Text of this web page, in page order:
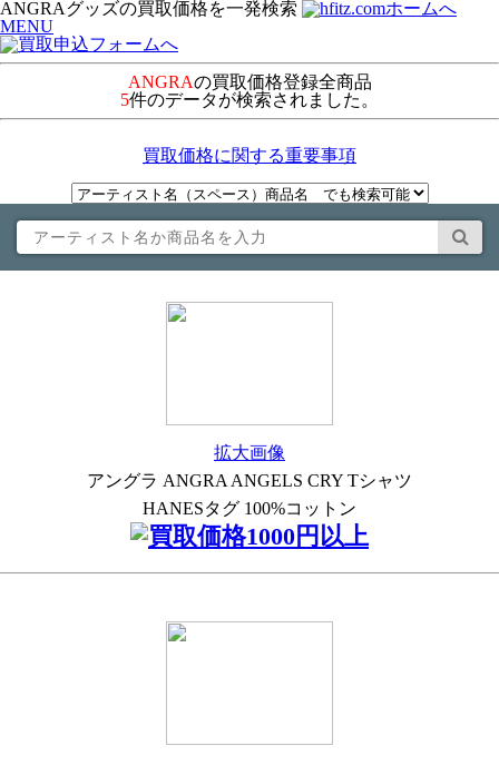
ANGRAグッズの買取価格を一発検索
MENU
ANGRAの買取価格登録全商品
5件のデータが検索されました。
買取価格に関する重要事項
拡大画像
アングラ ANGRA ANGELS CRY Tシャツ
HANESタグ 100%コットン